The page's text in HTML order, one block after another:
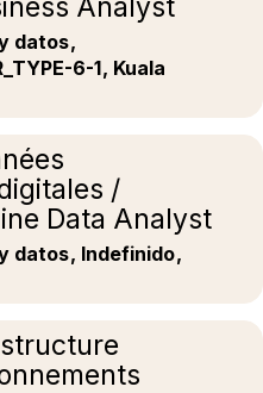
Analyst
datos,
6-1, Kuala
/
Data Analyst
datos, Indefinido,